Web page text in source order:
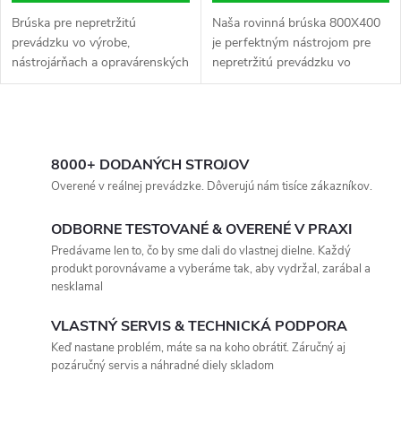
Brúska pre nepretržitú
prevádzku vo výrobe,
nástrojárňach a opravárenských
oddeleniach. Má modernú a
Naša rovinná brúska 800X400
je perfektným nástrojom pre
nepretržitú prevádzku vo
výrobe, nástrojárňach a
8000+ DODANÝCH STROJOV
Overené v reálnej prevádzke. Dôverujú nám tisíce zákazníkov.
ODBORNE TESTOVANÉ & OVERENÉ V PRAXI
Predávame len to, čo by sme dali do vlastnej dielne. Každý
produkt porovnávame a vyberáme tak, aby vydržal, zarábal a
nesklamal
VLASTNÝ SERVIS & TECHNICKÁ PODPORA
Keď nastane problém, máte sa na koho obrátiť. Záručný aj
pozáručný servis a náhradné diely skladom